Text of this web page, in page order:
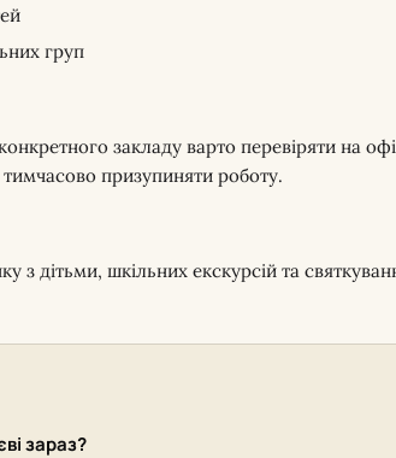
груп
закладу варто перевіряти на
призупиняти роботу.
з дітьми, шкільних екскурсій та
зараз?